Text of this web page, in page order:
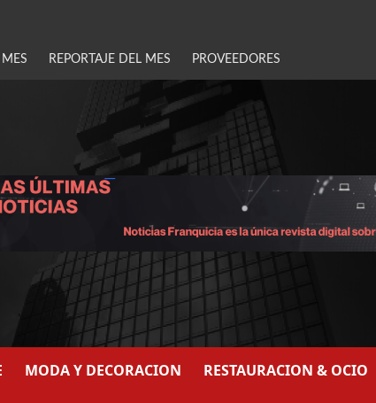
REPORTAJE DEL MES PROVEEDORES
MODA Y DECORACION RESTAURACION & OCIO